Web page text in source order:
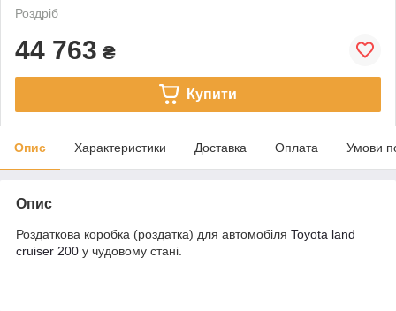
Роздріб
44 763 ₴
Купити
Опис Характеристики Доставка Оплата Умови
Опис
Роздаткова коробка (роздатка) для автомобіля Toyota land
cruiser 200 у чудовому стані.